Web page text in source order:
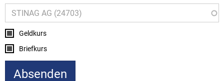
Geldkurs
Briefkurs